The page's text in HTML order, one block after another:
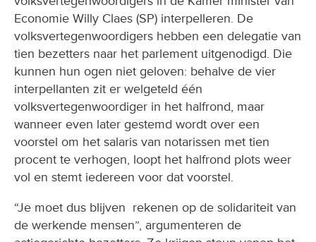
volksvertegenwoordigers hebben een delegatie van
tien bezetters naar het parlement uitgenodigd. Die
kunnen hun ogen niet geloven: behalve de vier
interpellanten zit er welgeteld één
volksvertegenwoordiger in het halfrond, maar
wanneer even later gestemd wordt over een
voorstel om het salaris van notarissen met tien
procent te verhogen, loopt het halfrond plots weer
vol en stemt iedereen voor dat voorstel.
“Je moet dus blijven rekenen op de solidariteit van
actiegerichte bezetters. Ze krijgen steun vanop het
terrein. In Antwerpen is intussen een